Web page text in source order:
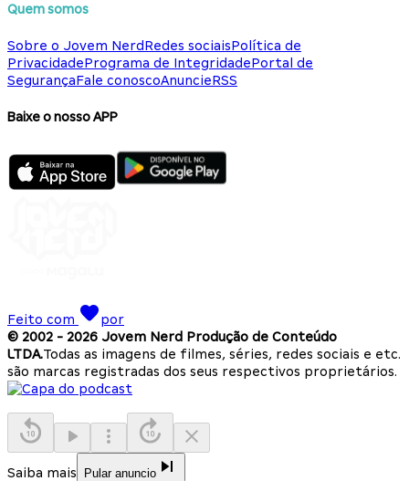
Quem somos
Sobre o Jovem NerdRedes sociaisPolítica de
PrivacidadePrograma de IntegridadePortal de
SegurançaFale conoscoAnuncieRSS
Baixe o nosso APP
Feito com
por
© 2002 - 2026 Jovem Nerd Produção de Conteúdo
LTDA.Todas as imagens de filmes, séries, redes sociais e etc.
são marcas registradas dos seus respectivos proprietários.
Saiba mais Pular anuncio